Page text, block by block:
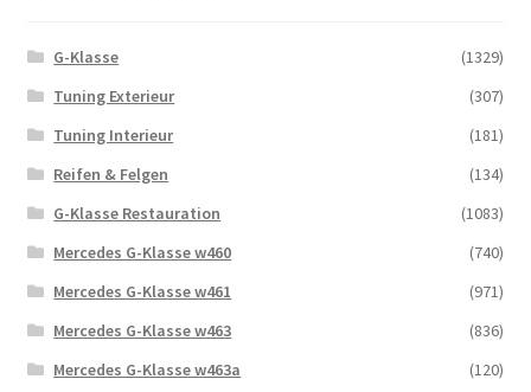
G-Klasse
(1329)
Tuning Exterieur
(307)
Tuning Interieur
(181)
Reifen & Felgen
(134)
G-Klasse Restauration
(1083)
Mercedes G-Klasse w460
(740)
Mercedes G-Klasse w461
(971)
Mercedes G-Klasse w463
(836)
Mercedes G-Klasse w463a
(120)